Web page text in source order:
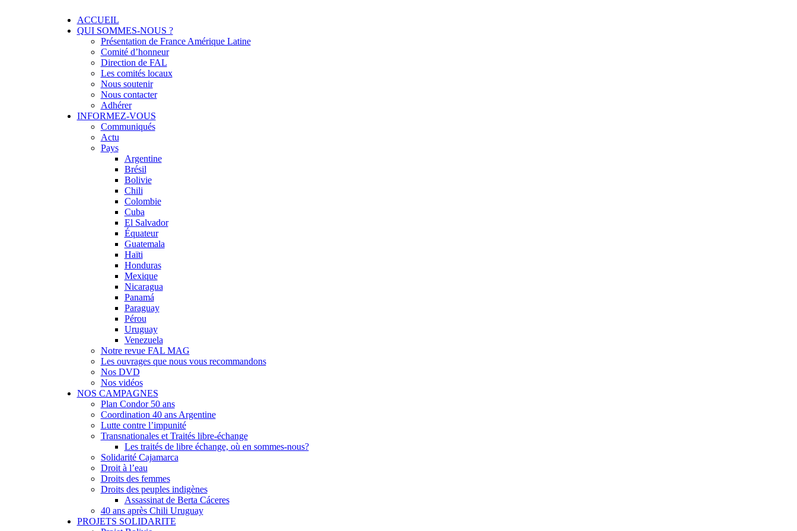
FRANCE AMERIQUE LATINE
Solidarité international et Amitiés entre les peuples
Skip
ACCUEIL
QUI SOMMES-NOUS ?
Présentation de France Amérique Latine
Comité d’honneur
Direction de FAL
Les comités locaux
Nous soutenir
Nous contacter
Adhérer
INFORMEZ-VOUS
Communiqués
Actu
Pays
Argentine
Brésil
Bolivie
Chili
Colombie
Cuba
El Salvador
Équateur
Guatemala
Haïti
Honduras
Mexique
Nicaragua
Panamá
Paraguay
Pérou
Uruguay
Venezuela
Notre revue FAL MAG
Les ouvrages que nous vous recommandons
Nos DVD
Nos vidéos
NOS CAMPAGNES
Plan Condor 50 ans
Coordination 40 ans Argentine
Lutte contre l’impunité
Transnationales et Traités libre-échange
Les traités de libre échange, où en sommes-nous?
Solidarité Cajamarca
Droit à l’eau
Droits des femmes
Droits des peuples indigènes
Assassinat de Berta Cáceres
40 ans après Chili Uruguay
PROJETS SOLIDARITE